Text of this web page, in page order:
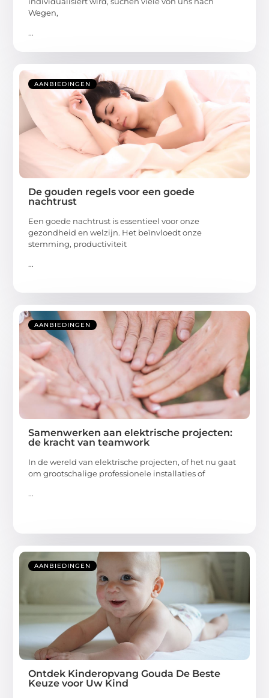
Wegen,
...
AANBIEDINGEN
De gouden regels voor een goede
nachtrust
Een goede nachtrust is essentieel voor onze
gezondheid en welzijn. Het beïnvloedt onze
stemming, productiviteit
...
AANBIEDINGEN
Samenwerken aan elektrische projecten:
de kracht van teamwork
In de wereld van elektrische projecten, of het nu gaat
om grootschalige professionele installaties of
...
AANBIEDINGEN
Ontdek Kinderopvang Gouda De Beste
Keuze voor Uw Kind